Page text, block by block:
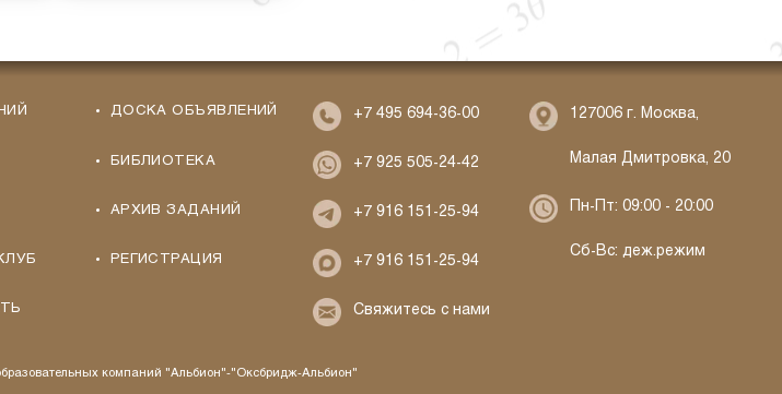
ДОСКА ОБЪЯВЛЕНИЙ
БИБЛИОТЕКА
АРХИВ ЗАДАНИЙ
РЕГИСТРАЦИЯ
+7 495 694-36-00
+7 925 505-24-42
+7 916 151-25-94
+7 916 151-25-94
Свяжитесь с нами
127006 г. Москва,
Малая Дмитровка, 20
Пн-Пт: 09:00 - 20:00
Сб-Вс: деж.режим
компаний "Альбион"-"Оксбридж-Альбион"